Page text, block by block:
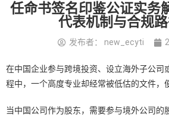
任命书签名印鉴公证实务
代表机制与合规
发布者： new_ecyti
在中国企业参与跨境投资、设立海外子公司
程中，一个高度专业却经常被低估的文件，
当中国公司作为股东，需要参与境外公司的